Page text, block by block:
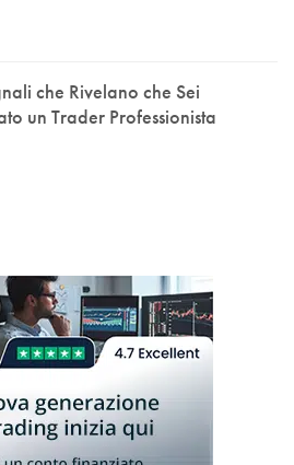
che Rivelano che Sei
un Trader Professionista